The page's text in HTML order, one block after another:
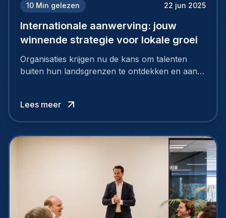
10 Min gelezen 22 jun 2025
Internationale aanwerving: jouw
winnende strategie voor lokale groei
Organisaties krijgen nu de kans om talenten
buiten hun landsgrenzen te ontdekken en aan
rekruteren.
Lees meer